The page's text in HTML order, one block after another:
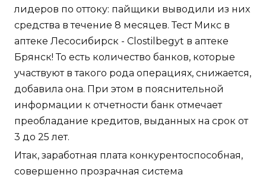
лидеров по оттоку: пайщики выводили из них
средства в течение 8 месяцев. Тест Микс в
аптеке Лесосибирск - Clostilbegyt в аптеке
Брянск! То есть количество банков, которые
участвуют в такого рода операциях, снижается,
добавила она. При этом в пояснительной
информации к отчетности банк отмечает
преобладание кредитов, выданных на срок от
3 до 25 лет.
Итак, заработная плата конкурентоспособная,
совершенно прозрачная система